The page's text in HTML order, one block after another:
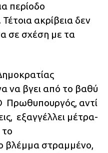
περίοδο
ακρίβεια δεν
σε σχέση με τα
να βγει από το βαθύ
Πρωθυπουργός, αντί
εξαγγέλλει μέτρα-
το
βλέμμα στραμμένο,